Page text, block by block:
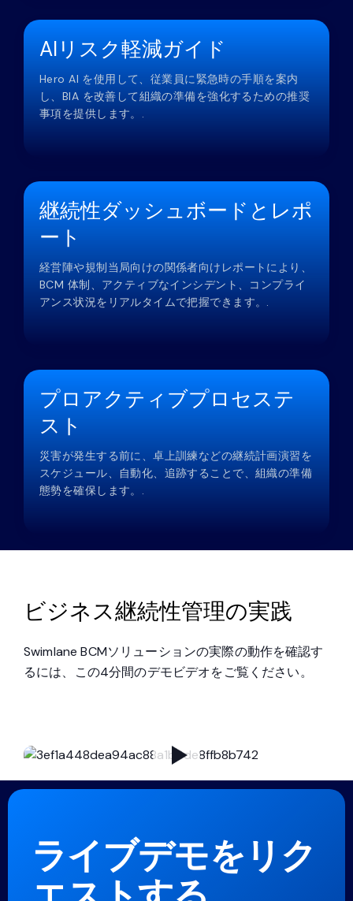
AIリスク軽減ガイド
Hero AI を使用して、従業員に緊急時の手順を案内
し、BIA を改善して組織の準備を強化するための推奨
事項を提供します。.
継続性ダッシュボードとレポ
ート
経営陣や規制当局向けの関係者向けレポートにより、
BCM 体制、アクティブなインシデント、コンプライ
アンス状況をリアルタイムで把握できます。.
プロアクティブプロセステ
スト
災害が発生する前に、卓上訓練などの継続計画演習を
スケジュール、自動化、追跡することで、組織の準備
態勢を確保します。.
ビジネス継続性管理の実践
Swimlane BCMソリューションの実際の動作を確認す
るには、この4分間のデモビデオをご覧ください。
ライブデモをリク